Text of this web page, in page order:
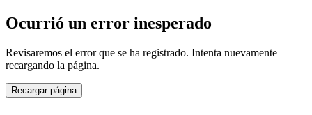
Ocurrió un error inesperado
Revisaremos el error que se ha registrado. Intenta nuevamente
recargando la página.
Recargar página